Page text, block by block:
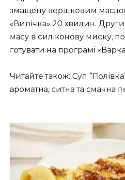
змащену вершковим
«Випічка» 20 хвилин.
масу в силіконову миску,
готувати на програмі
Читайте також: Суп
ароматна, ситна та смачна